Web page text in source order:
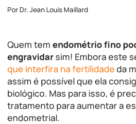
Por Dr. Jean Louis Maillard
Quem tem endométrio fino
engravidar sim! Embora este
que interfira na fertilidade da
assim é possível que ela
biológico. Mas para isso, é
tratamento para aumentar a
endometrial.